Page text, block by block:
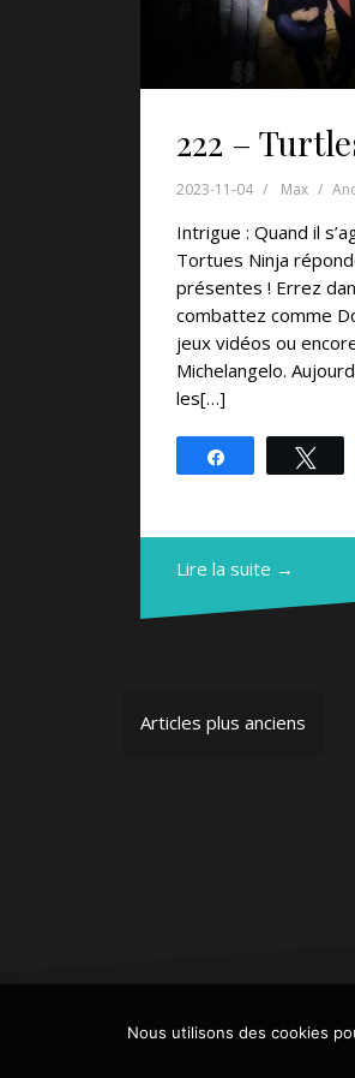
222 –
2023-11-04 Max
Intrigue : Quand il
Tortues Ninja
présentes ! Errez
combattez comme
jeux vidéos ou
Michelangelo.
les[…]
Partagez
Lire la suite →
Navigation
Articles plus anciens
Nous utilisons des cookies